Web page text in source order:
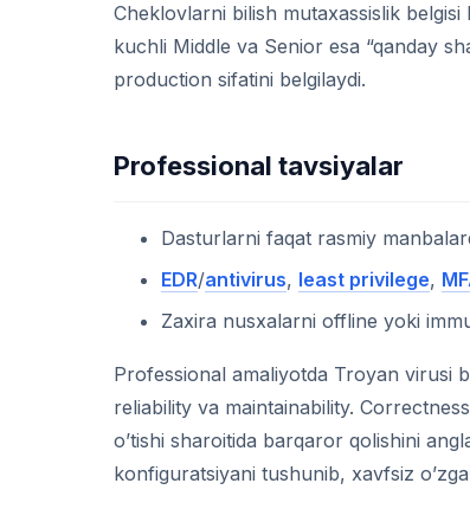
Cheklovlarni bilish mutaxassislik belgisi
kuchli Middle va Senior esa “qanday
production sifatini belgilaydi.
Professional tavsiyalar
Dasturlarni faqat rasmiy
EDR/antivirus, least privilege,
Zaxira nusxalarni offline yoki
Professional amaliyotda Troyan virusi
reliability va maintainability.
o’tishi sharoitida barqaror qolishini
konfiguratsiyani tushunib, xavfsiz